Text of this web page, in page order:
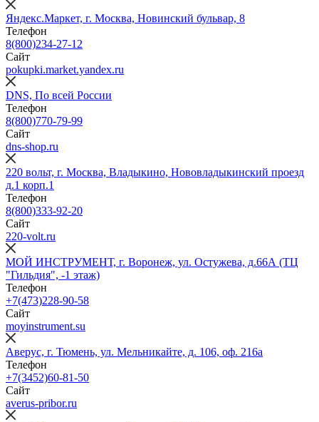
Яндекс.Маркет, г. Москва, Новинский бульвар, 8
Телефон
8(800)234‑27‑12
Сайт
pokupki.market.yandex.ru
DNS, По всей России
Телефон
8(800)770-79-99
Сайт
dns-shop.ru
220 вольт, г. Москва, Владыкино, Нововладыкинский проезд
д.1 корп.1
Телефон
8(800)333-92-20
Сайт
220-volt.ru
МОЙ ИНСТРУМЕНТ, г. Воронеж, ул. Остужева, д.66А (ТЦ
"Гильдия", -1 этаж)
Телефон
+7(473)228-90-58
Сайт
moyinstrument.su
Аверус, г. Тюмень, ул. Мельникайте, д. 106, оф. 216а
Телефон
+7(3452)60-81-50
Сайт
averus-pribor.ru